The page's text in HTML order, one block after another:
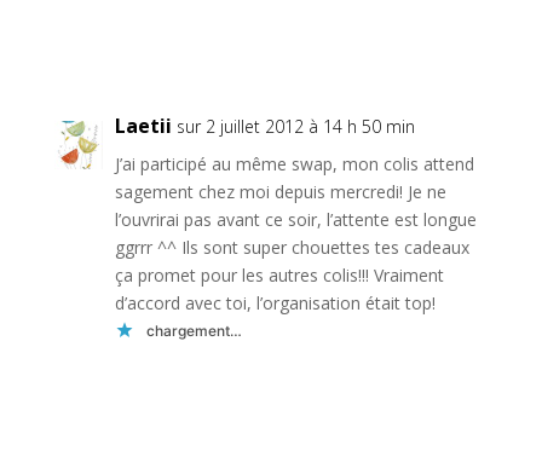
Laetii sur 2 juillet 2012 à 14 h 50 min
J’ai participé au même swap, mon colis attend
sagement chez moi depuis mercredi! Je ne
l’ouvrirai pas avant ce soir, l’attente est longue
ggrrr ^^ Ils sont super chouettes tes cadeaux
ça promet pour les autres colis!!! Vraiment
d’accord avec toi, l’organisation était top!
chargement…